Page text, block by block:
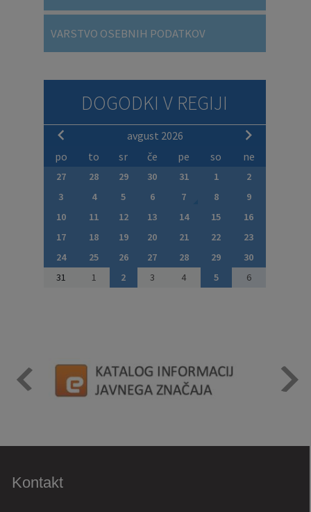
VARSTVO OSEBNIH PODATKOV
DOGODKI V REGIJI
avgust 2026
po
to sr če pe so ne
27 28 29 30 31 1
2
3
4 5 6 7 8
9
10
11 12 13 14 15
16
17
18 19 20 21 22
23
24
25 26 27 28 29
30
31
1 2 3 4 5 6
Kontakt